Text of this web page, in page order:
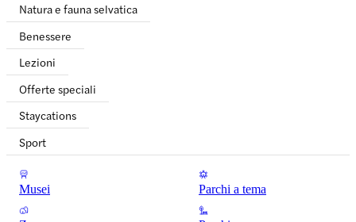
Natura e fauna selvatica
Benessere
Lezioni
Offerte speciali
Staycations
Sport
Musei Parchi a tema